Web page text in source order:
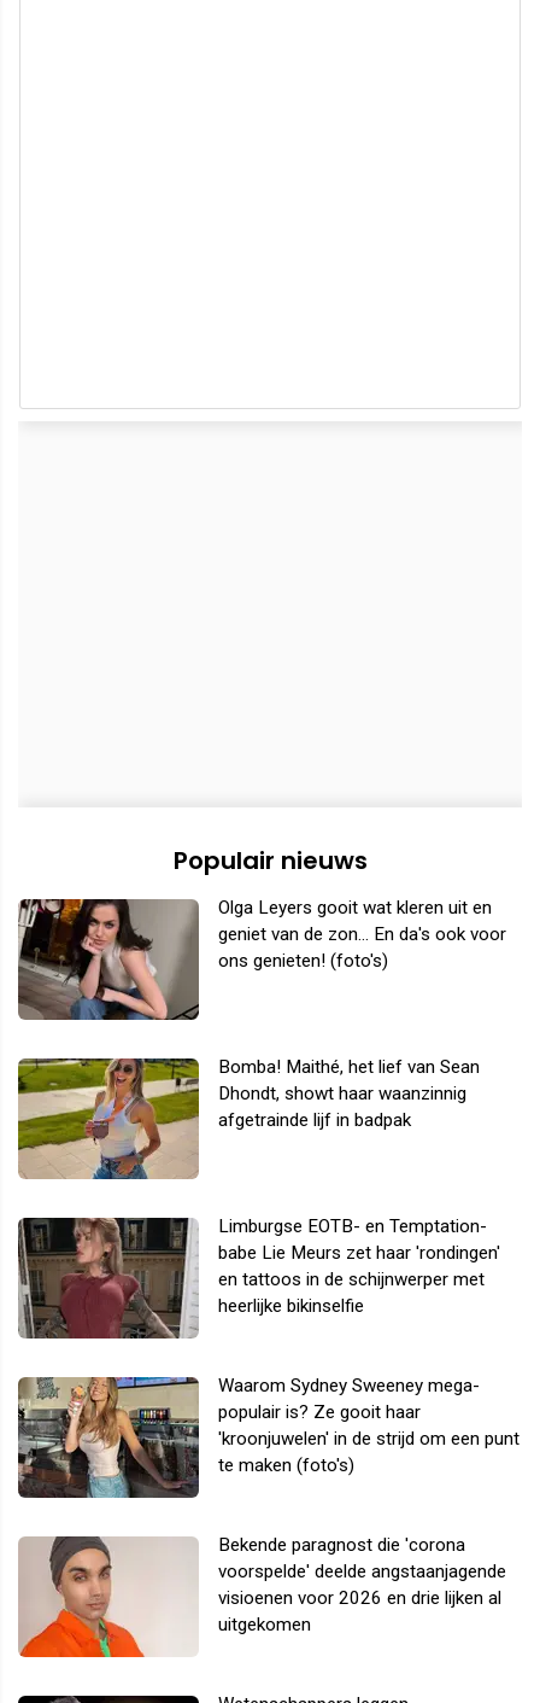
Populair nieuws
Olga Leyers gooit wat kleren uit en
geniet van de zon... En da's ook voor
ons genieten! (foto's)
Bomba! Maithé, het lief van Sean
Dhondt, showt haar waanzinnig
afgetrainde lijf in badpak
Limburgse EOTB- en Temptation-
babe Lie Meurs zet haar 'rondingen'
en tattoos in de schijnwerper met
heerlijke bikinselfie
Waarom Sydney Sweeney mega-
populair is? Ze gooit haar
'kroonjuwelen' in de strijd om een punt
te maken (foto's)
Bekende paragnost die 'corona
voorspelde' deelde angstaanjagende
visioenen voor 2026 en drie lijken al
uitgekomen